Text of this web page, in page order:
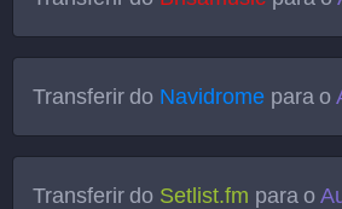
Transferir do Navidromepara o
Transferir do Setlist.fm para o